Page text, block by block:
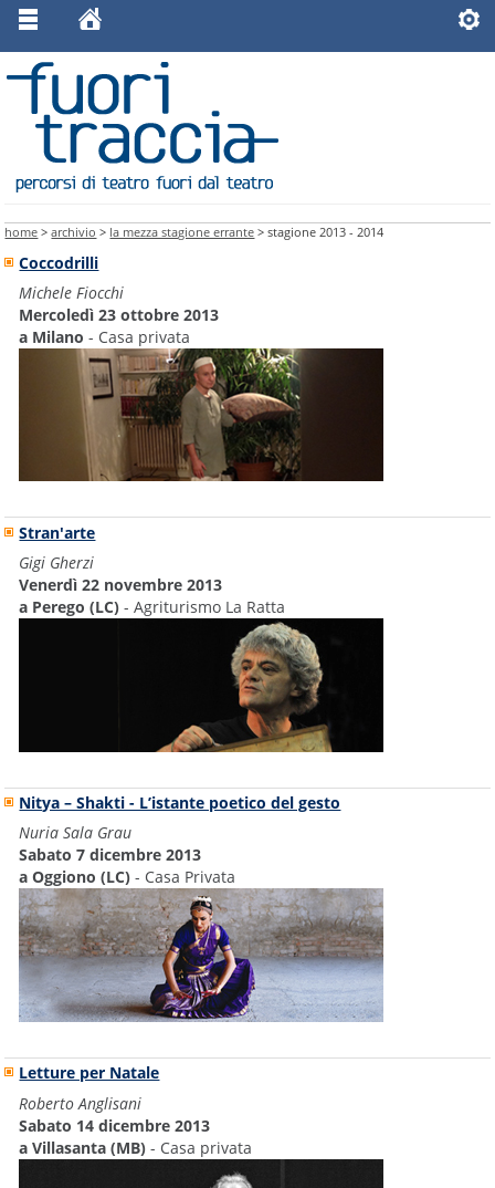
home >archivio > la mezza stagione errante > stagione 2013 - 2014
Coccodrilli
Michele Fiocchi
Mercoledì 23 ottobre 2013
a Milano- Casa privata
Stran'arte
Gigi Gherzi
Venerdì 22 novembre 2013
a Perego (LC) - Agriturismo La Ratta
Nitya – Shakti - L’istante poetico del gesto
Nuria Sala Grau
Sabato 7 dicembre 2013
a Oggiono (LC) - Casa Privata
Letture per Natale
Roberto Anglisani
Sabato 14 dicembre 2013
a Villasanta (MB) - Casa privata